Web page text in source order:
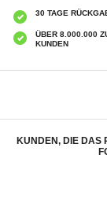
30 TAGE
ÜBER 8.000.000
KUNDEN
KUNDEN, DIE DAS
Realme 12 Pro/12 Pro+